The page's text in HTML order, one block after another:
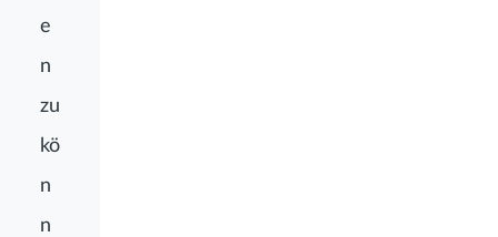
e
n
zu
kö
n
n